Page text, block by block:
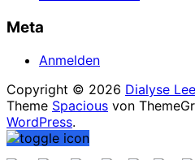
Meta
Anmelden
Copyright © 2026 Dialyse
Theme Spacious von
WordPress.